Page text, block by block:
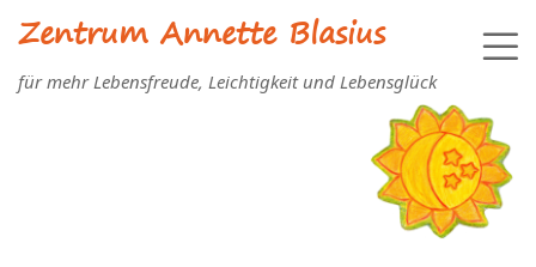
Zentrum Annette Blasius
für mehr Lebensfreude, Leichtigkeit und Lebensglück